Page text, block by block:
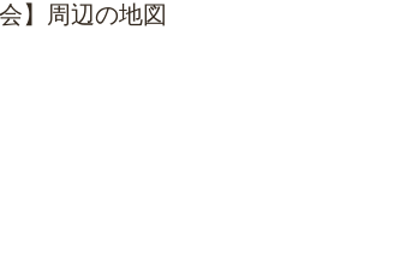
】周辺の地図